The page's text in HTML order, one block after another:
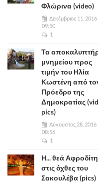
Φλώρινα (video)
Δεκέμβριος 11, 2016
09:50
1
Τα
μνημείου προς
τιμήν του Ηλία
Κωστένη από
Πρόεδρο της
Δημοκρατίας
pics)
Αύγουστος 28, 2016
08:56
1
Η... θεά Αφροδίτη
στις όχθες του
Σακουλέβα (pics)